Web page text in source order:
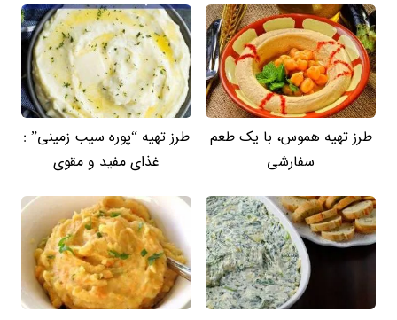
طرز تهیه هموس، با یک طعم
سفارشی
طرز تهیه “پوره سیب زمینی” :
غذای مفید و مقوی